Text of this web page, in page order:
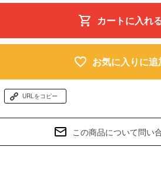
カートに入れ
お気に入りに追
URLをコピー
この商品について問い